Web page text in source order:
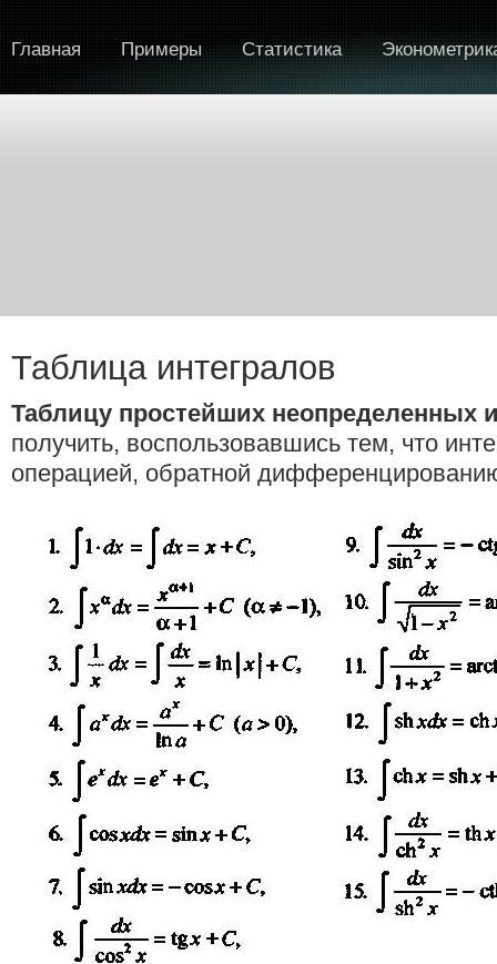
Главная Примеры Статистика
Таблица интегралов
Таблицу простейших неопределенных
получить, воспользовавшись тем, что
операцией, обратной